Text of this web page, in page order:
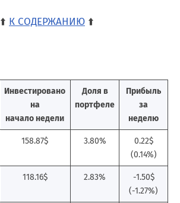
⬆️ К СОДЕРЖАНИЮ ⬆️
Инвестировано
на
начало недели
Доля в
портфеле
Прибыль
за
неделю
158.87$ 3.80%
0.22$
(0.14%)
118.16$ 2.83%
-1.50$
(-1.27%)